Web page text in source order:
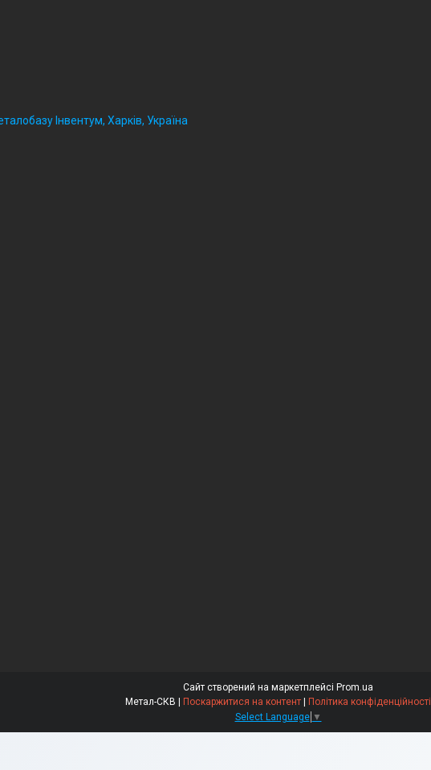
Інвентум, Харків, Україна
Сайт створений на маркетплейсі Prom.ua
Поскаржитися на контент
Політика конфіденційності
Select Language ▼